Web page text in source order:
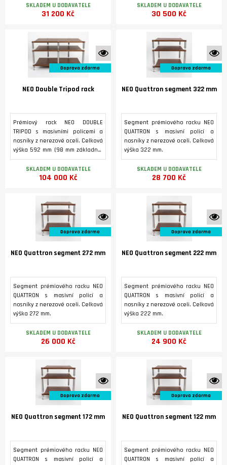
druhé patro.
SKLADEM U DODAVATELE
31 200 Kč
druhé patro.
SKLADEM U DODAVATELE
30 500 Kč
K vidění ve studiu
Doprava zdarma
NEO Double Tripod rack
Prémiový rack NEO DOUBLE
TRIPOD s masivními policemi a
nosníky z nerezové oceli. Celková
výška 592 mm (98 mm základna,
322 mm první patro, 172 mm
druhé patro.
SKLADEM U DODAVATELE
104 000 Kč
Doprava zdarma
NEO Quattron segment 322 mm
Segment prémiového racku NEO
QUATTRON s masivní policí a
nosníky z nerezové oceli. Celková
výška 322 mm.
SKLADEM U DODAVATELE
28 700 Kč
K vidění ve studiu
Doprava zdarma
NEO Quattron segment 272 mm
Segment prémiového racku NEO
QUATTRON s masivní policí a
nosníky z nerezové oceli. Celková
výška 272 mm.
SKLADEM U DODAVATELE
26 000 Kč
Doprava zdarma
NEO Quattron segment 222 mm
Segment prémiového racku NEO
QUATTRON s masivní policí a
nosníky z nerezové oceli. Celková
výška 222 mm.
SKLADEM U DODAVATELE
24 900 Kč
K vidění ve studiu
Doprava zdarma
NEO Quattron segment 172 mm
Segment prémiového racku NEO
QUATTRON s masivní policí a
Doprava zdarma
NEO Quattron segment 122 mm
Segment prémiového racku NEO
QUATTRON s masivní policí a